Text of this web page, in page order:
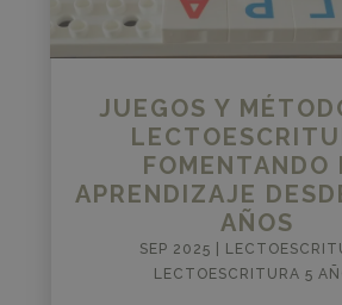
JUEGOS Y
FOMENTANDO
APRENDIZAJE
AÑOS
SEP 2025
LECTOESCRITURA 5